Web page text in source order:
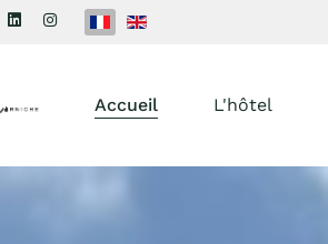
Sélectionnez votre langue
Accueil L'hôtel